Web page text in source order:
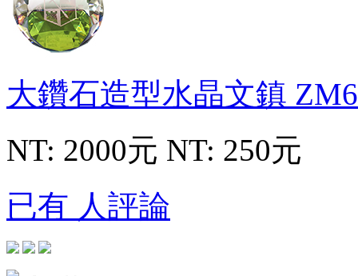
大鑽石造型水晶文鎮
NT: 2000元 NT: 250元
已有 人評論